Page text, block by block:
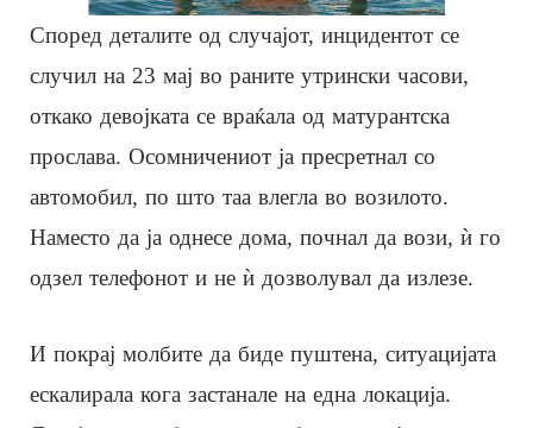
Според деталите од случајот, инцидентот се
случил на 23 мај во раните утрински часови,
откако девојката се враќала од матурантска
прослава. Осомничениот ја пресретнал со
автомобил, по што таа влегла во возилото.
Наместо да ја однесе дома, почнал да вози, ѝ го
одзел телефонот и не ѝ дозволувал да излезе.
И покрај молбите да биде пуштена, ситуацијата
ескалирала кога застанале на една локација.